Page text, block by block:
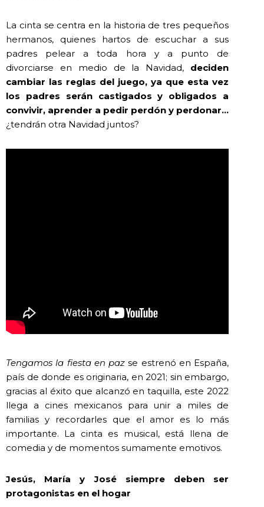
La cinta se centra en la historia de tres pequeños
hermanos, quienes hartos de escuchar a sus
padres pelear a toda hora y a punto de
divorciarse en medio de la Navidad, deciden
cambiar las reglas del juego, ya que esta vez
los padres serán castigados y obligados a
convivir, aprender a pedir perdón y perdonar…
¿tendrán otra Navidad juntos?
Tengamos la fiesta en pazse estrenó en España,
país de donde es originaria, en 2021; sin embargo,
gracias al éxito que alcanzó en taquilla, este 2022
llega a cines mexicanos para unir a miles de
familias y recordarles que el amor es lo más
importante. La cinta es musical, está llena de
comedia y de momentos sumamente emotivos.
Jesús, María y José siempre deben ser
protagonistas en el hogar